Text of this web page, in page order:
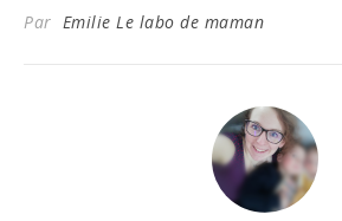
Par Emilie Le labo de maman